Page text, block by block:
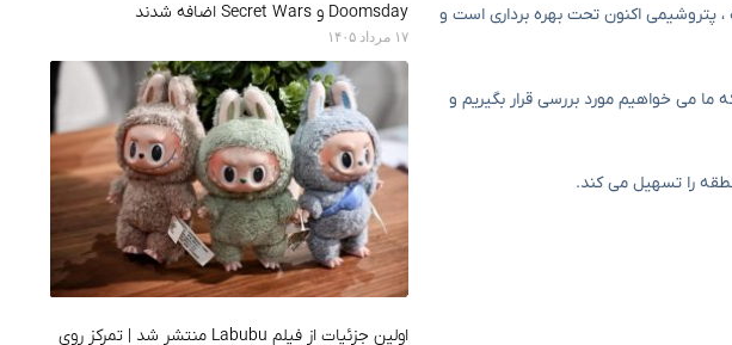
، پتروشیمی اکنون تحت بهره برداری است و
می خواهیم مورد بررسی قرار بگیریم و
را تسهیل می کند.
Doomsday و Secret Wars اضافه شدند
۱۷ مرداد ۱۴۰۵
اولین جزئیات از فیلم Labubu منتشر شد | تمرکز روی